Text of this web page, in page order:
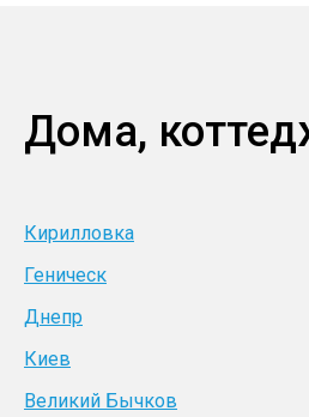
Дома,
Кирилловка
Геническ
Днепр
Киев
Великий Бычков